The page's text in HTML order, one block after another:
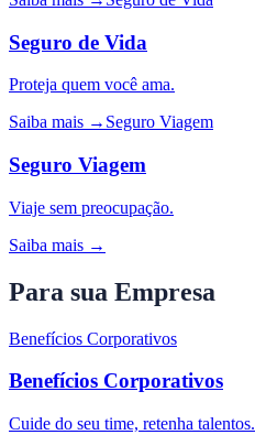
Seguro de Vida
Proteja quem você ama.
Saiba mais → Seguro Viagem
Seguro Viagem
Viaje sem preocupação.
Saiba mais →
Para sua Empresa
Benefícios Corporativos
Benefícios Corporativos
Cuide do seu time, retenha talentos.